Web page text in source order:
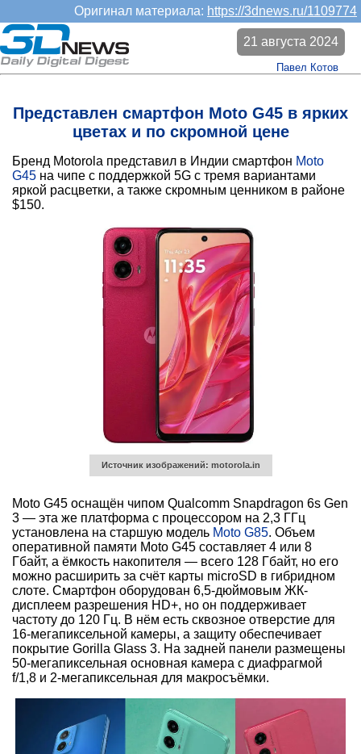
Оригинал материала: https://3dnews.ru/1109774
Представлен смартфон Moto G45 в ярких
цветах и по скромной цене
21 августа 2024
Павел Котов
Бренд Motorola представил в Индии смартфон Moto
G45 на чипе с поддержкой 5G с тремя вариантами
яркой расцветки, а также скромным ценником в районе
$150.
Источник изображений: motorola.in
Moto G45 оснащён чипом Qualcomm Snapdragon 6s Gen
3 — эта же платформа с процессором на 2,3 ГГц
установлена на старшую модель Moto G85. Объем
оперативной памяти Moto G45 составляет 4 или 8
Гбайт, а ёмкость накопителя — всего 128 Гбайт, но его
можно расширить за счёт карты microSD в гибридном
слоте. Смартфон оборудован 6,5-дюймовым ЖК-
дисплеем разрешения HD+, но он поддерживает
частоту до 120 Гц. В нём есть сквозное отверстие для
16-мегапиксельной камеры, а защиту обеспечивает
покрытие Gorilla Glass 3. На задней панели размещены
50-мегапиксельная основная камера с диафрагмой
f/1,8 и 2-мегапиксельная для макросъёмки.